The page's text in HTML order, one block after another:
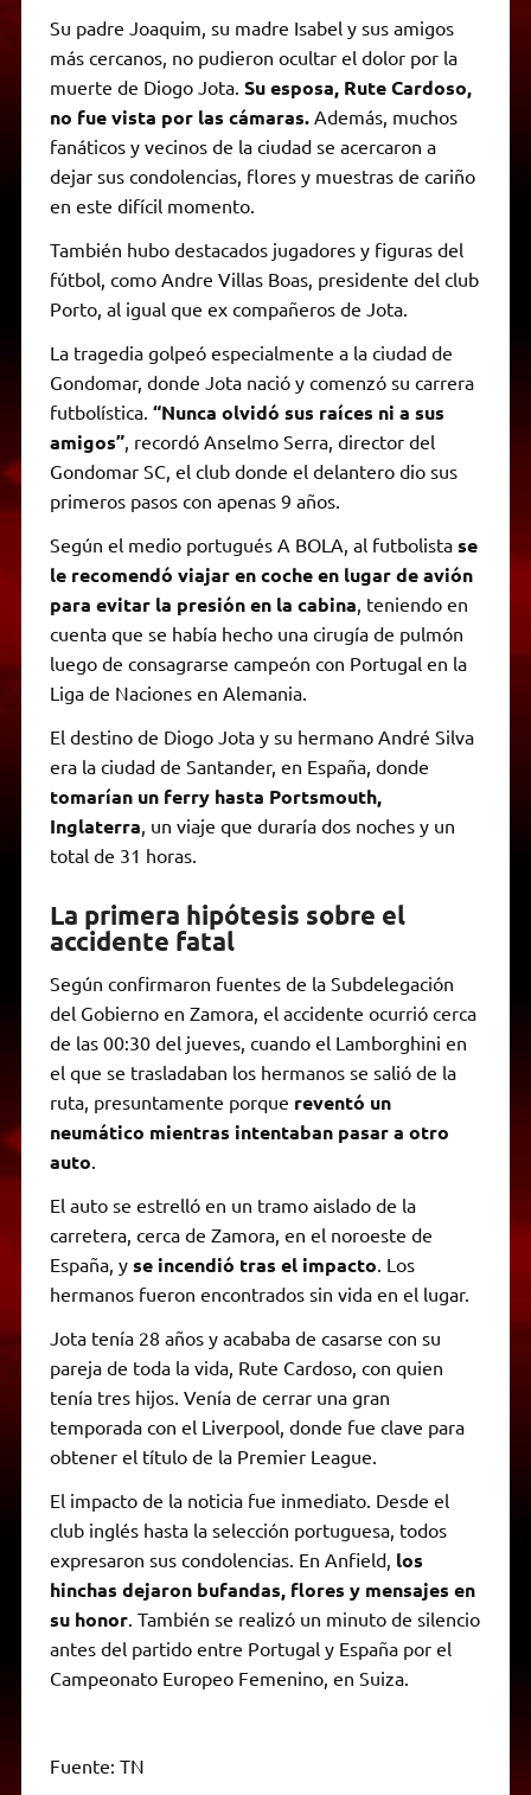
Su padre Joaquim, su madre Isabel y sus amigos
más cercanos, no pudieron ocultar el dolor por la
muerte de Diogo Jota. Su esposa, Rute Cardoso,
no fue vista por las cámaras.Además, muchos
fanáticos y vecinos de la ciudad se acercaron a
dejar sus condolencias, flores y muestras de cariño
en este difícil momento.
También hubo destacados jugadores y figuras del
fútbol, como Andre Villas Boas, presidente del club
Porto, al igual que ex compañeros de Jota.
La tragedia golpeó especialmente a la ciudad de
Gondomar, donde Jota nació y comenzó su carrera
futbolística. “Nunca olvidó sus raíces ni a sus
amigos”, recordó Anselmo Serra, director del
Gondomar SC, el club donde el delantero dio sus
primeros pasos con apenas 9 años.
Según el medio portugués A BOLA, al futbolistase
le recomendó viajar en coche en lugar de avión
para evitar la presión en la cabina , teniendo en
cuenta que se había hecho una cirugía de pulmón
luego de consagrarse campeón con Portugal en la
Liga de Naciones en Alemania.
El destino de Diogo Jota y su hermano André Silva
era la ciudad de Santander, en España, donde
tomarían un ferry hasta Portsmouth,
Inglaterra , un viaje que duraría dos noches y un
total de 31 horas.
La primera hipótesis sobre el
accidente fatal
Según confirmaron fuentes de la Subdelegación
del Gobierno en Zamora, el accidente ocurrió cerca
de las 00:30 del jueves, cuando el Lamborghini en
el que se trasladaban los hermanos se salió de la
ruta, presuntamente porque reventó un
neumático mientras intentaban pasar a otro
auto
El auto se estrelló en un tramo aislado de la
carretera, cerca de Zamora, en el noroeste de
España, yse incendió tras el impacto . Los
hermanos fueron encontrados sin vida en el lugar.
Jota tenía 28 años y acababa de casarse con su
pareja de toda la vida, Rute Cardoso, con quien
tenía tres hijos. Venía de cerrar una gran
temporada con el Liverpool, donde fue clave para
obtener el título de la Premier League.
El impacto de la noticia fue inmediato. Desde el
club inglés hasta la selección portuguesa, todos
expresaron sus condolencias. En Anfield, los
hinchas dejaron bufandas, flores y mensajes en
su honor. También se realizó un minuto de silencio
antes del partido entre Portugal y España por el
Campeonato Europeo Femenino, en Suiza.
Fuente: TN